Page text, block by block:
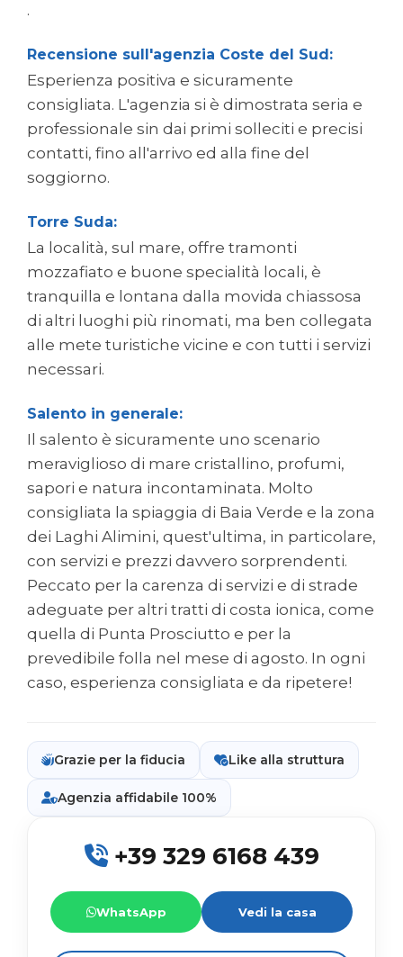
.
Recensione sull'agenzia Coste del Sud:
Esperienza positiva e sicuramente
consigliata. L'agenzia si è dimostrata seria e
professionale sin dai primi solleciti e precisi
contatti, fino all'arrivo ed alla fine del
soggiorno.
Torre Suda:
La località, sul mare, offre tramonti
mozzafiato e buone specialità locali, è
tranquilla e lontana dalla movida chiassosa
di altri luoghi più rinomati, ma ben collegata
alle mete turistiche vicine e con tutti i servizi
necessari.
Salento in generale:
Il salento è sicuramente uno scenario
meraviglioso di mare cristallino, profumi,
sapori e natura incontaminata. Molto
consigliata la spiaggia di Baia Verde e la zona
dei Laghi Alimini, quest'ultima, in particolare,
con servizi e prezzi davvero sorprendenti.
Peccato per la carenza di servizi e di strade
adeguate per altri tratti di costa ionica, come
quella di Punta Prosciutto e per la
prevedibile folla nel mese di agosto. In ogni
caso, esperienza consigliata e da ripetere!
Grazie per la fiducia Like alla struttura
Agenzia affidabile 100%
+39 329 6168 439
WhatsApp Vedi la casa